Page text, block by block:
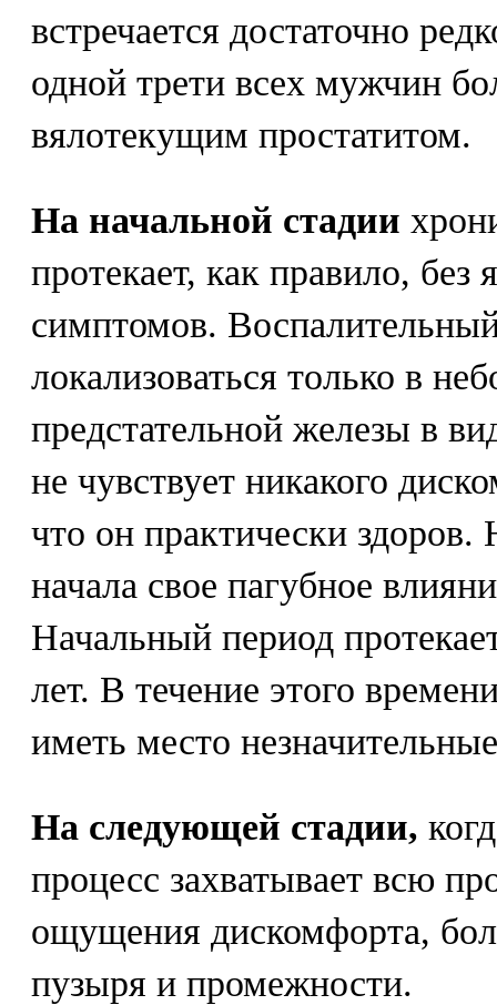
встречается достаточно
одной трети всех мужчин
вялотекущим простатитом.
На начальной стадии
протекает, как правило,
симптомов.
локализоваться только в
предстательной железы в
не чувствует никакого
что он практически здоров.
начала свое пагубное
Начальный период
лет. В течение этого
иметь место
На следующей стадии,
процесс захватывает всю
ощущения дискомфорта,
пузыря и промежности.